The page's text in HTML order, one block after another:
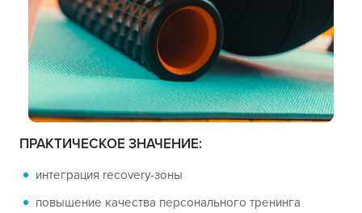
ПРАКТИЧЕСКОЕ ЗНАЧЕНИЕ:
интеграция recovery-зоны
повышение качества персонального тренинга